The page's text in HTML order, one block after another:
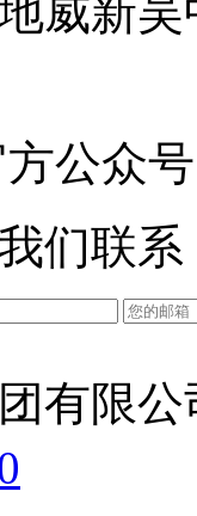
威新
公众号
们联
有限公